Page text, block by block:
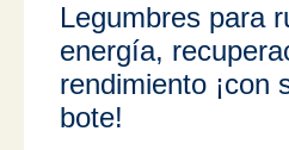
Legumbres para
energía,
rendimiento ¡con
bote!